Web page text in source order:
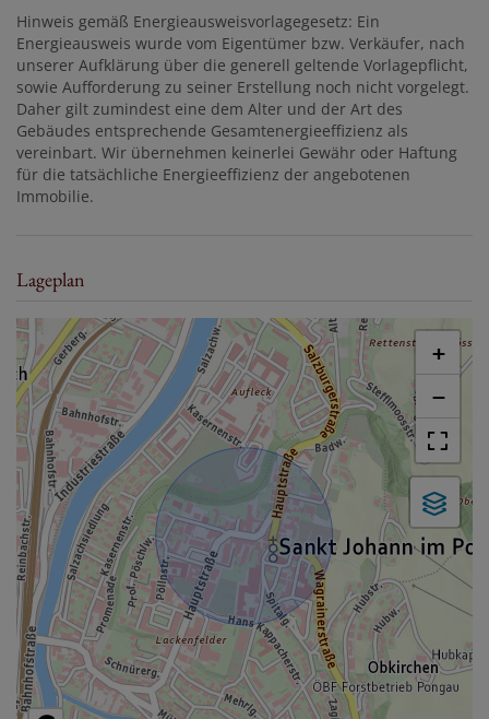
Hinweis gemäß Energieausweisvorlagegesetz: Ein
Energieausweis wurde vom Eigentümer bzw. Verkäufer, nach
unserer Aufklärung über die generell geltende Vorlagepflicht,
sowie Aufforderung zu seiner Erstellung noch nicht vorgelegt.
Daher gilt zumindest eine dem Alter und der Art des
Gebäudes entsprechende Gesamtenergieeffizienz als
vereinbart. Wir übernehmen keinerlei Gewähr oder Haftung
für die tatsächliche Energieeffizienz der angebotenen
Immobilie.
Lageplan
+
−